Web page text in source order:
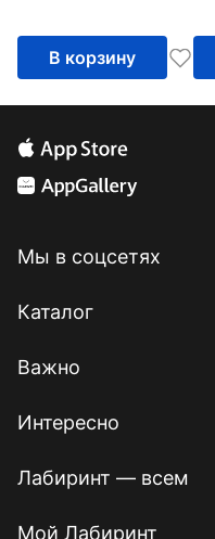
В корзину
Мы в соцсетях
Каталог
Важно
Интересно
Лабиринт — всем
Мой Лабиринт